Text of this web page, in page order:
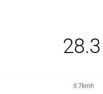
28.3
0.7kmh